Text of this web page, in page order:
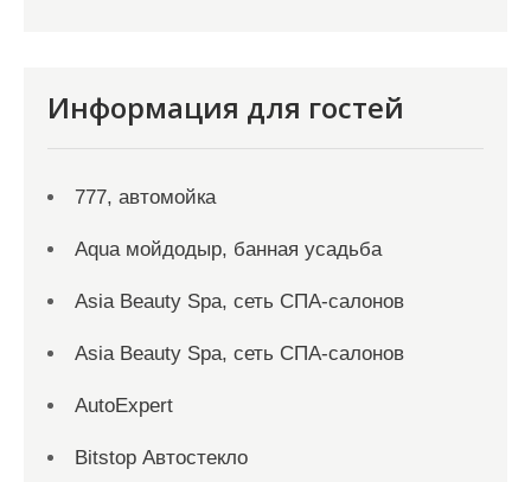
Информация для гостей
777, автомойка
Aqua мойдодыр, банная усадьба
Asia Beauty Spa, сеть СПА-салонов
Asia Beauty Spa, сеть СПА-салонов
AutoExpert
Bitstop Автостекло